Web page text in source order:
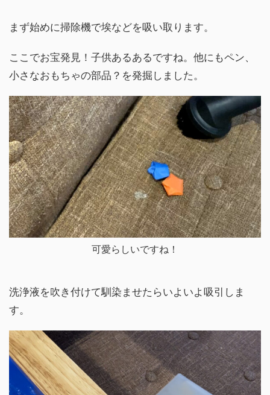
まず始めに掃除機で埃などを吸い取ります。
ここでお宝発見！子供あるあるですね。他にもペン、
小さなおもちゃの部品？を発掘しました。
可愛らしいですね！
洗浄液を吹き付けて馴染ませたらいよいよ吸引しま
す。